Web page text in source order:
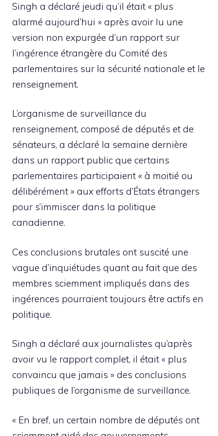
Singh a déclaré jeudi qu’il était « plus
alarmé aujourd’hui » après avoir lu une
version non expurgée d’un rapport sur
l’ingérence étrangère du Comité des
parlementaires sur la sécurité nationale et le
renseignement.
L’organisme de surveillance du
renseignement, composé de députés et de
sénateurs, a déclaré la semaine dernière
dans un rapport public que certains
parlementaires participaient « à moitié ou
délibérément » aux efforts d’États étrangers
pour s’immiscer dans la politique
canadienne.
Ces conclusions brutales ont suscité une
vague d’inquiétudes quant au fait que des
membres sciemment impliqués dans des
ingérences pourraient toujours être actifs en
politique.
Singh a déclaré aux journalistes qu’après
avoir vu le rapport complet, il était « plus
convaincu que jamais » des conclusions
publiques de l’organisme de surveillance.
« En bref, un certain nombre de députés ont